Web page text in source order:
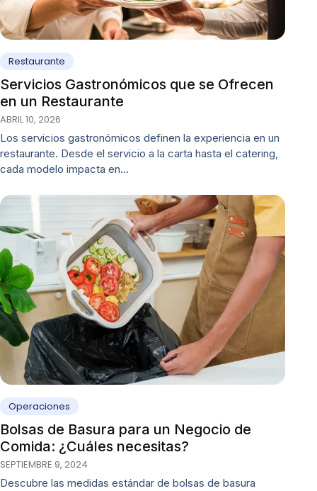
Restaurante
Servicios Gastronómicos que se Ofrecen
en un Restaurante
ABRIL 10, 2026
Los servicios gastronómicos definen la experiencia en un
restaurante. Desde el servicio a la carta hasta el catering,
cada modelo impacta en…
Operaciones
Bolsas de Basura para un Negocio de
Comida: ¿Cuáles necesitas?
SEPTIEMBRE 9, 2024
Descubre las medidas estándar de bolsas de basura